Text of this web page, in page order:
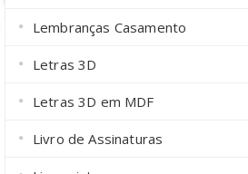
Lembranças Casamento
Letras 3D
Letras 3D em MDF
Livro de Assinaturas